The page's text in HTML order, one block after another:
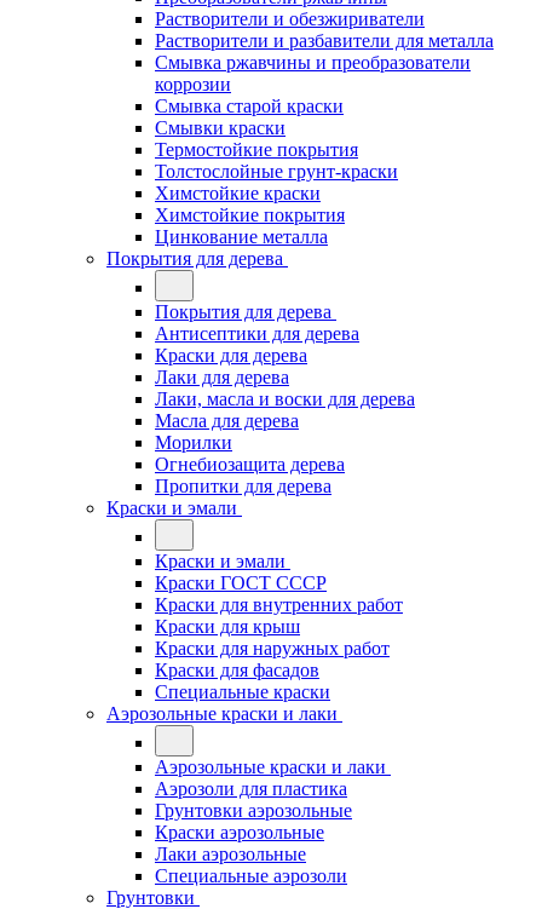
Растворители и обезжириватели
Растворители и разбавители для металла
Смывка ржавчины и преобразователи
коррозии
Смывка старой краски
Смывки краски
Термостойкие покрытия
Толстослойные грунт-краски
Химстойкие краски
Химстойкие покрытия
Цинкование металла
Покрытия для дерева
Покрытия для дерева
Антисептики для дерева
Краски для дерева
Лаки для дерева
Лаки, масла и воски для дерева
Масла для дерева
Морилки
Огнебиозащита дерева
Пропитки для дерева
Краски и эмали
Краски и эмали
Краски ГОСТ СССР
Краски для внутренних работ
Краски для крыш
Краски для наружных работ
Краски для фасадов
Специальные краски
Аэрозольные краски и лаки
Аэрозольные краски и лаки
Аэрозоли для пластика
Грунтовки аэрозольные
Краски аэрозольные
Лаки аэрозольные
Специальные аэрозоли
Грунтовки